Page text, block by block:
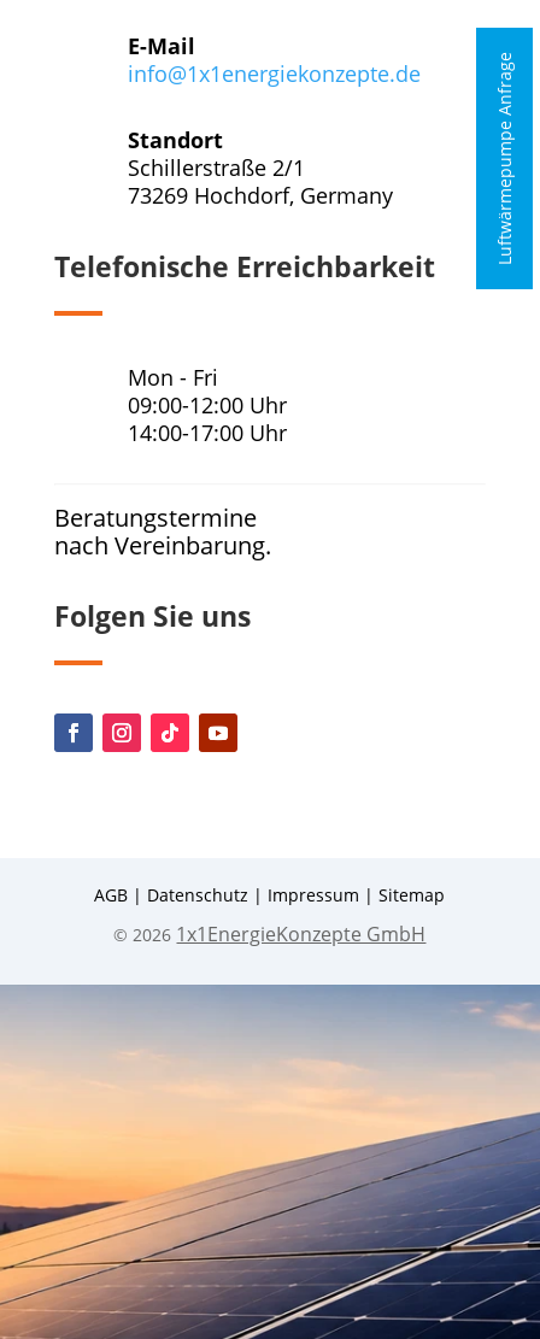
E-Mail
info@1x1energiekonzepte.de
Standort
Schillerstraße 2/1
73269 Hochdorf, Germany
Telefonische Erreichbarkeit
Mon - Fri
09:00-12:00 Uhr
14:00-17:00 Uhr
Beratungstermine
nach Vereinbarung.
Folgen Sie uns
AGB | Datenschutz | Impressum |Sitemap
© 2026 1x1EnergieKonzepte GmbH
Luftwärmepumpe Anfrage